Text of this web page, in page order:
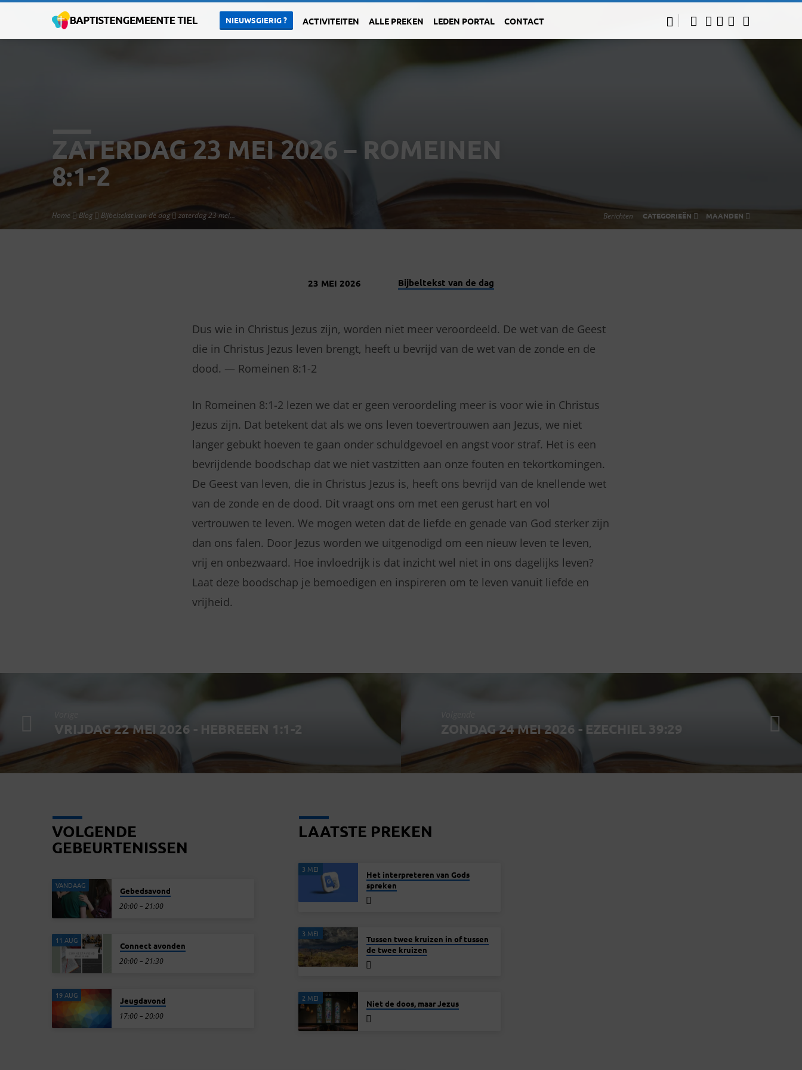
NIEUWSGIERIG ? ACTIVITEITEN ALLE PREKEN LEDEN PORTAL CONTACT
ZATERDAG 23 MEI 2026 – ROMEINEN
8:1-2
Home Blog Bijbeltekst van de dag zaterdag 23 mei… Berichten CATEGORIEËN MAANDEN
ROMEINEN
23 MEI 2026 Bijbeltekst van de dag
Dus wie in Christus Jezus zijn, worden niet meer veroordeeld. De wet van de Geest
die in Christus Jezus leven brengt, heeft u bevrijd van de wet van de zonde en de
dood. — Romeinen 8:1-2
In Romeinen 8:1-2 lezen we dat er geen veroordeling meer is voor wie in Christus
Jezus zijn. Dat betekent dat als we ons leven toevertrouwen aan Jezus, we niet
langer gebukt hoeven te gaan onder schuldgevoel en angst voor straf. Het is een
bevrijdende boodschap dat we niet vastzitten aan onze fouten en tekortkomingen.
De Geest van leven, die in Christus Jezus is, heeft ons bevrijd van de knellende wet
van de zonde en de dood. Dit vraagt ons om met een gerust hart en vol
vertrouwen te leven. We mogen weten dat de liefde en genade van God sterker zijn
dan ons falen. Door Jezus worden we uitgenodigd om een nieuw leven te leven,
vrij en onbezwaard. Hoe invloedrijk is dat inzicht wel niet in ons dagelijks leven?
Laat deze boodschap je bemoedigen en inspireren om te leven vanuit liefde en
vrijheid.
VRIJDAG 22 MEI 2026 - HEBREEEN 1:1-2 ZONDAG 24 MEI 2026 - EZECHIEL 39:29
VOLGENDE
GEBEURTENISSEN
VANDAAG
Gebedsavond
20:00 – 21:00
11 AUG
Connect avonden
20:00 – 21:30
19 AUG
Jeugdavond
17:00 – 20:00
LAATSTE PREKEN
3 MEI
Het interpreteren van Gods
spreken
3 MEI
Tussen twee kruizen in of tussen
de twee kruizen
2 MEI
Niet de doos, maar Jezus